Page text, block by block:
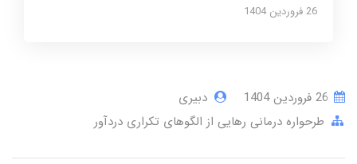
26 فروردین 1404
دبیری
طرحواره درمانی رهایی از الگوهای تکراری دردآور